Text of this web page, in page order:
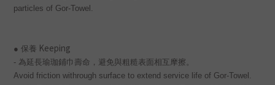
particles of Gor-Towel.
● 保養 Keeping
- 為延長瑜珈鋪巾壽命，避免與粗糙表面相互摩擦。
Avoid friction withrough surface to extend service life of Gor-Towel.